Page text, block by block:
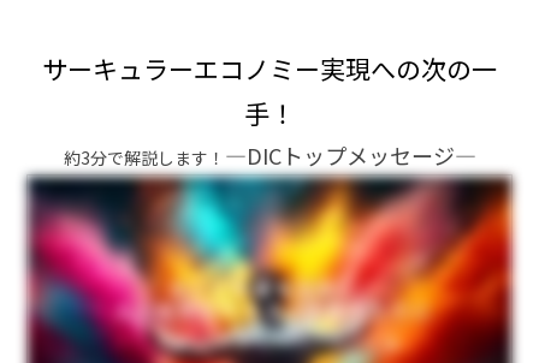
サーキュラーエコノミー実現への次の一
手！
約3分で解説します！ ―DICトップメッセージ―